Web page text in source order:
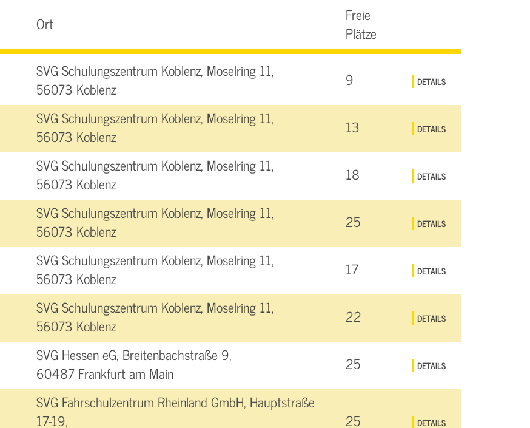
Ort
Freie
Plätze
SVG Schulungszentrum Koblenz, Moselring 11,
56073 Koblenz
9 DETAILS
SVG Schulungszentrum Koblenz, Moselring 11,
56073 Koblenz
13 DETAILS
SVG Schulungszentrum Koblenz, Moselring 11,
56073 Koblenz
18 DETAILS
SVG Schulungszentrum Koblenz, Moselring 11,
56073 Koblenz
25 DETAILS
SVG Schulungszentrum Koblenz, Moselring 11,
56073 Koblenz
17 DETAILS
SVG Schulungszentrum Koblenz, Moselring 11,
56073 Koblenz
22 DETAILS
SVG Hessen eG, Breitenbachstraße 9,
60487 Frankfurt am Main
25 DETAILS
SVG Fahrschulzentrum Rheinland GmbH, Hauptstraße
17-19,
25 DETAILS